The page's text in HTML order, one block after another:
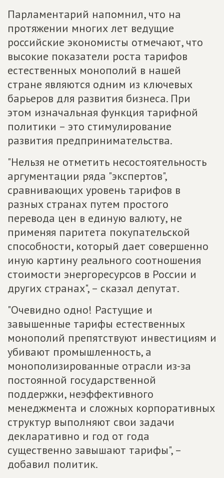
Парламентарий напомнил, что на
протяжении многих лет ведущие
российские экономисты отмечают, что
высокие показатели роста тарифов
естественных монополий в нашей
стране являются одним из ключевых
барьеров для развития бизнеса. При
этом изначальная функция тарифной
политики – это стимулирование
развития предпринимательства.
"Нельзя не отметить несостоятельность
аргументации ряда "экспертов",
сравнивающих уровень тарифов в
разных странах путем простого
перевода цен в единую валюту, не
применяя паритета покупательской
способности, который дает совершенно
иную картину реального соотношения
стоимости энергоресурсов в России и
других странах", – сказал депутат.
"Очевидно одно! Растущие и
завышенные тарифы естественных
монополий препятствуют инвестициям и
убивают промышленность, а
монополизированные отрасли из-за
постоянной государственной
поддержки, неэффективного
менеджмента и сложных корпоративных
структур выполняют свои задачи
декларативно и год от года
существенно завышают тарифы", –
добавил политик.